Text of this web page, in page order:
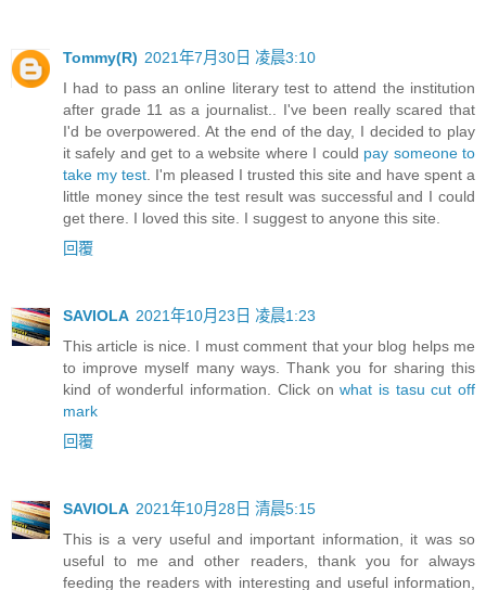
Tommy(R) 2021年7月30日 凌晨3:10
I had to pass an online literary test to attend the institution
after grade 11 as a journalist.. I've been really scared that
I'd be overpowered. At the end of the day, I decided to play
it safely and get to a website where I could pay someone to
take my test . I'm pleased I trusted this site and have spent a
little money since the test result was successful and I could
get there. I loved this site. I suggest to anyone this site.
回覆
SAVIOLA 2021年10月23日 凌晨1:23
This article is nice. I must comment that your blog helps me
to improve myself many ways. Thank you for sharing this
kind of wonderful information. Click onwhat is tasu cut off
mark
回覆
SAVIOLA 2021年10月28日 清晨5:15
This is a very useful and important information, it was so
useful to me and other readers, thank you for always
feeding the readers with interesting and useful information,